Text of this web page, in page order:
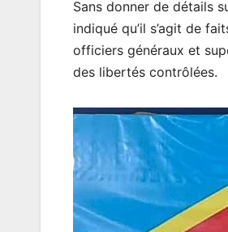
Sans donner de détails
indiqué qu’il s’agit de
officiers généraux et
des libertés contrôlées.